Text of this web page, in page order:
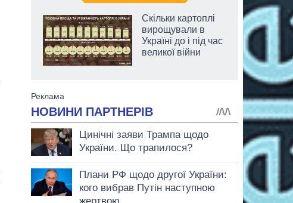
Скільки картоплі
вирощували в
Україні до і під час
великої війни